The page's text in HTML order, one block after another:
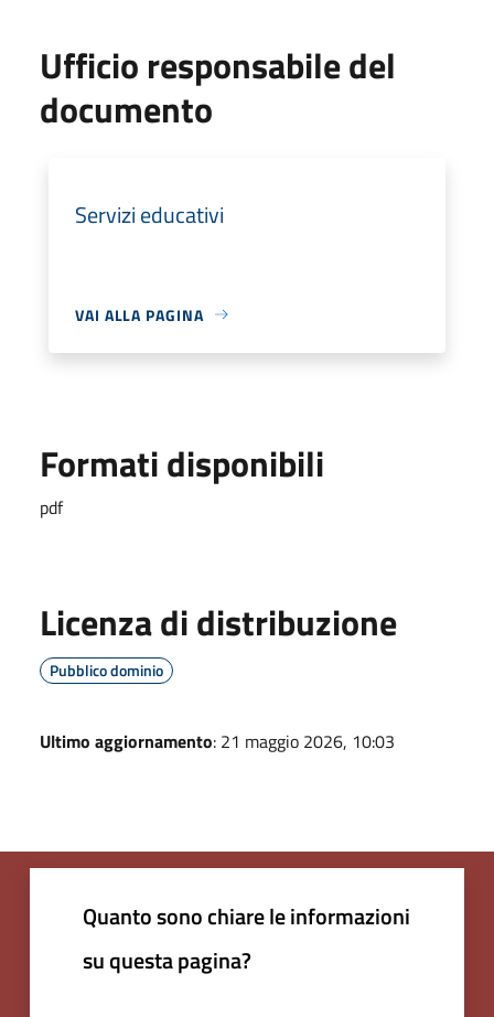
Ufficio responsabile del
documento
Servizi educativi
VAI ALLA PAGINA
Formati disponibili
pdf
Licenza di distribuzione
Pubblico dominio
Ultimo aggiornamento: 21 maggio 2026, 10:03
Quanto sono chiare le informazioni
su questa pagina?